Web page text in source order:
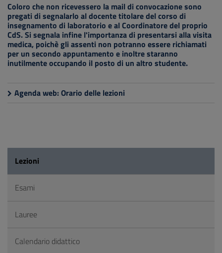
Coloro che non ricevessero la mail di convocazione sono
pregati di segnalarlo al docente titolare del corso di
insegnamento di laboratorio e al Coordinatore del proprio
CdS. Si segnala infine l'importanza di presentarsi alla visita
medica, poichè gli assenti non potranno essere richiamati
per un secondo appuntamento e inoltre staranno
inutilmente occupando il posto di un altro studente.
Agenda web: Orario delle lezioni
Lezioni
Esami
Lauree
Calendario didattico